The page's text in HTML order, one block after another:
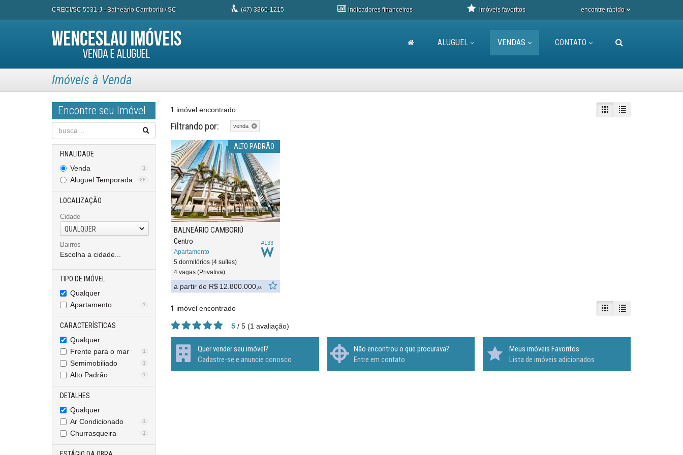
CRECI/SC 5531-J - Balneário Camboriú /SC (47)3366-1215 indicadoresfinanceiros encontre rápido
imóveis favoritos
ALUGUEL VENDAS CONTATO
Imóveis à Venda
Encontre seu Imóvel
FINALIDADE
Venda
1
Aluguel Temporada 28
LOCALIZAÇÃO
Cidade
QUALQUER
Bairros
Escolha a cidade...
TIPO DE IMÓVEL
Qualquer
Apartamento
1
CARACTERÍSTICAS
Qualquer
Frente para o mar
1
Semimobiliado 1
Alto Padrão 1
DETALHES
Qualquer
Ar Condicionado
1
Churrasqueira 1
1 imóvel encontrado
Filtrando por: venda
ALTO PADRÃO
#133
BALNEÁRIO CAMBORIÚ
Centro
Apartamento
5 dormitórios (4 suítes)
4 vagas (Privativa)
a partir de R$ 12.800.000, 00
1 imóvel encontrado
5 / 5 (1 avaliação)
Quer vender seu imóvel?
Cadastre-se e anuncie conosco
Não encontrou o que procurava?
Entre em contato
Meus imóveis Favoritos
Lista de imóveis adicionados